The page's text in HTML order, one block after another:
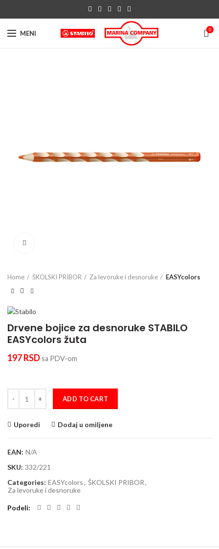
MENI 0
Home ŠKOLSKI PRIBOR Za levoruke i desnoruke EASYcolors
Drvene bojice za desnoruke STABILO
EASYcolors žuta
197RSDsa PDV-om
ADD TO CART
Uporedi Dodaj u omiljene
EAN: N/A
SKU: 332/221
Categories: EASYcolors, ŠKOLSKI PRIBOR,
Za levoruke i desnoruke
Podeli